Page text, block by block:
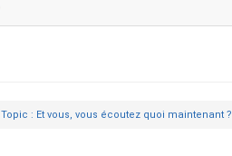
Topic : Et vous, vous écoutez quoi maintenant ?